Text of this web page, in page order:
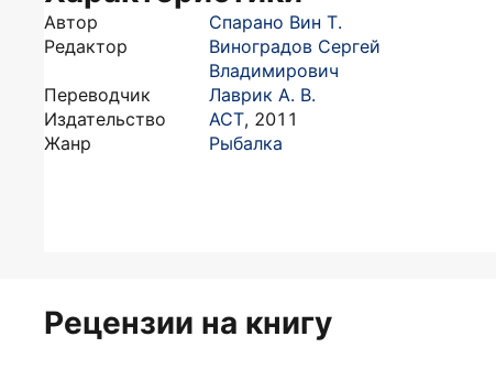
Автор
Спарано Вин Т.
Редактор
Виноградов Сергей
Владимирович
Переводчик
Лаврик А. В.
Издательство
АСТ, 2011
Жанр
Рыбалка
Рецензии на книгу